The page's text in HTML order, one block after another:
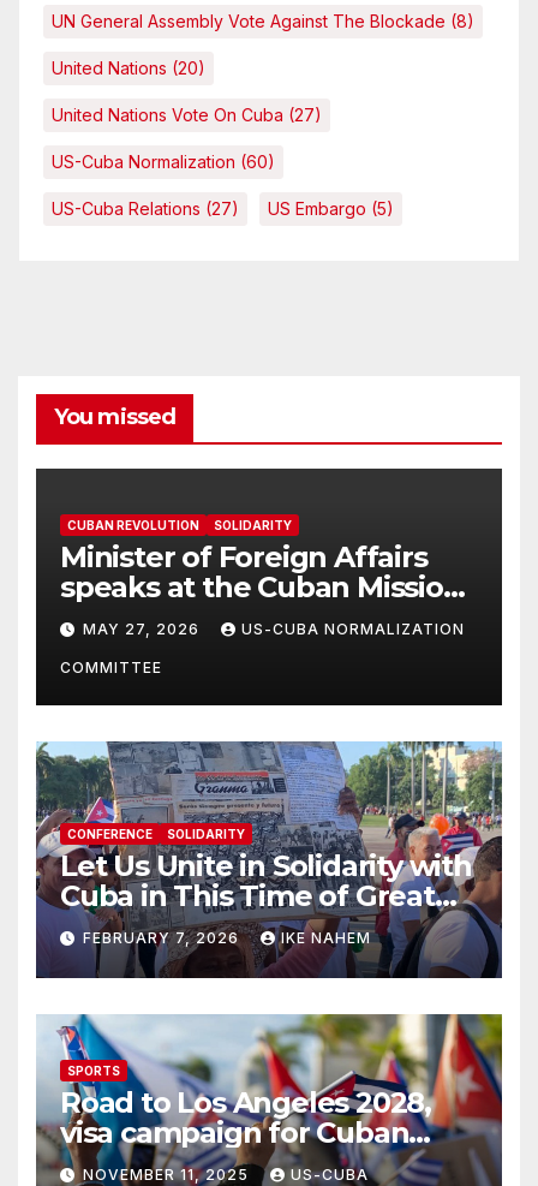
UN General Assembly Vote Against The Blockade (8)
United Nations (20)
United Nations Vote On Cuba (27)
US-Cuba Normalization (60)
US-Cuba Relations (27) US Embargo (5)
You missed
CUBAN REVOLUTION SOLIDARITY
Minister of Foreign Affairs
speaks at the Cuban Mission |
Solidarity Oranizations
Present
MAY 27, 2026 US-CUBA NORMALIZATION
COMMITTEE
CONFERENCE SOLIDARITY
Let Us Unite in Solidarity with
Cuba in This Time of Great
Struggle!
FEBRUARY 7, 2026 IKE NAHEM
SPORTS
Road to Los Angeles 2028,
visa campaign for Cuban
athletes
NOVEMBER 11, 2025 US-CUBA